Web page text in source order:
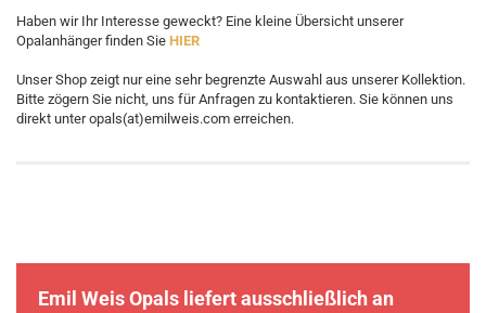
Haben wir Ihr Interesse geweckt? Eine kleine Übersicht unserer
Opalanhänger finden Sie HIER
Unser Shop zeigt nur eine sehr begrenzte Auswahl aus unserer Kollektion.
Bitte zögern Sie nicht, uns für Anfragen zu kontaktieren. Sie können uns
direkt unter opals(at)emilweis.com erreichen.
Emil Weis Opals liefert ausschließlich an